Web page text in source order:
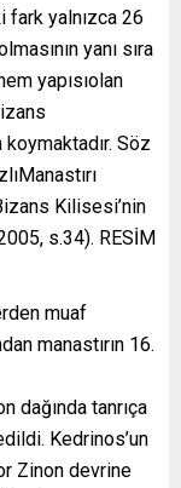
fark yalnızca 26
yanı sıra
yapısıolan
Söz
Kilisesi’nin
s.34). RESİM
muaf
manastırın 16.
dağında tanrıça
Kedrinos’un
Zinon devrine